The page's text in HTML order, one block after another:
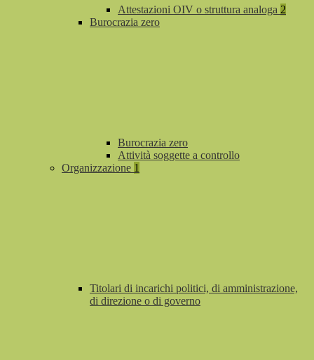
Attestazioni OIV o struttura analoga 2
Burocrazia zero
Burocrazia zero
Attività soggette a controllo
Organizzazione 1
Titolari di incarichi politici, di amministrazione,
di direzione o di governo